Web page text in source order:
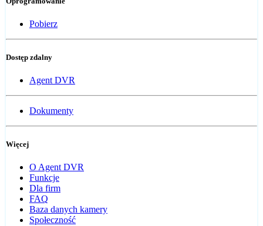
Pobierz
Dostęp zdalny
Agent DVR
Dokumenty
Więcej
O Agent DVR
Funkcje
Dla firm
FAQ
Baza danych kamery
Społeczność